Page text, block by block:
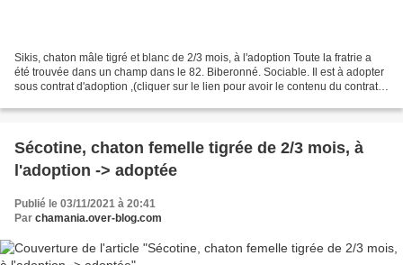
Sikis, chaton mâle tigré et blanc de 2/3 mois, à l'adoption Toute la fratrie a
été trouvée dans un champ dans le 82. Biberonné. Sociable. Il est à adopter
sous contrat d'adoption ,(cliquer sur le lien pour avoir le contenu du contrat)
Sécotine, chaton femelle tigrée de 2/3 mois, à
l'adoption -> adoptée
Publié le 03/11/2021 à 20:41
Par chamania.over-blog.com